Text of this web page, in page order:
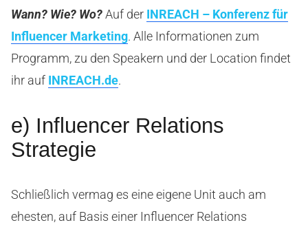
Wann? Wie? Wo?Auf der INREACH – Konferenz für
Influencer Marketing. Alle Informationen zum
Programm, zu den Speakern und der Location findet
ihr auf INREACH.de.
e) Influencer Relations
Strategie
Schließlich vermag es eine eigene Unit auch am
ehesten, auf Basis einer Influencer Relations